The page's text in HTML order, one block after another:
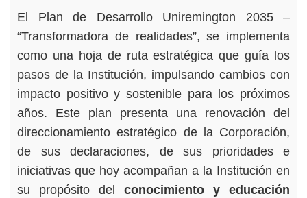
El Plan de Desarrollo Uniremington 2035 –
“Transformadora de realidades”, se implementa
como una hoja de ruta estratégica que guía los
pasos de la Institución, impulsando cambios con
impacto positivo y sostenible para los próximos
años. Este plan presenta una renovación del
direccionamiento estratégico de la Corporación,
de sus declaraciones, de sus prioridades e
iniciativas que hoy acompañan a la Institución en
su propósito del conocimiento y educación